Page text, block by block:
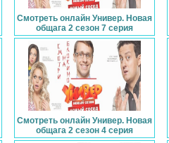
Смотреть онлайн Универ. Новая
общага 2 сезон 7 серия
Смотреть онлайн Универ. Новая
общага 2 сезон 4 серия